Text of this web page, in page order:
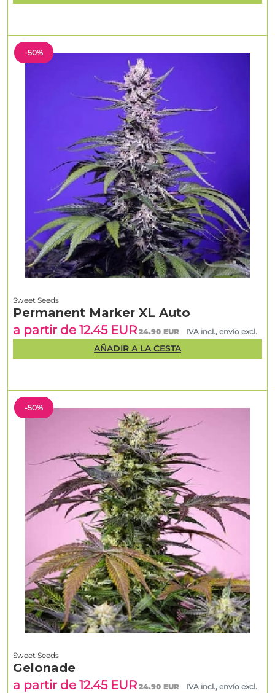
-50%
Sweet Seeds
Gelonade
a partir de 12.45 EUR 24.90 EUR IVA incl., envío excl.
-50%
Sweet Seeds
Permanent Marker XL Auto
a partir de 12.45 EUR 24.90 EUR IVA incl., envío excl.
AÑADIR A LA CESTA